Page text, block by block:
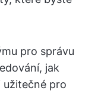
pro správu
jak
užitečné pro